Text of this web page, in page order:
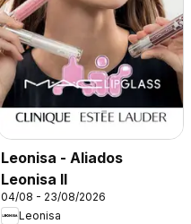
Leonisa - Aliados
Leonisa II
04/08 - 23/08/2026
Leonisa